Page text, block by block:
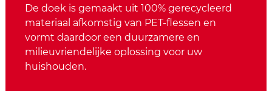
De doek is gemaakt uit 100% gerecycleerd
materiaal afkomstig van PET-flessen en
vormt daardoor een duurzamere en
milieuvriendelijke oplossing voor uw
huishouden.